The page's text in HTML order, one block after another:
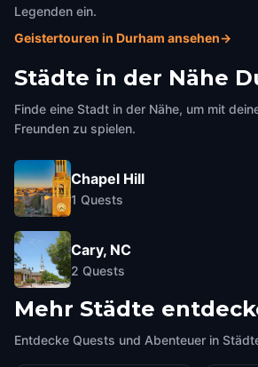
Legenden ein.
Geistertouren in Durham ansehen→
Städte in der Nähe
Finde eine Stadt in der Nähe, um mit
Freunden zu spielen.
Chapel Hill
1 Quests
Cary, NC
2 Quests
Mehr Städte
Entdecke Quests und Abenteuer in